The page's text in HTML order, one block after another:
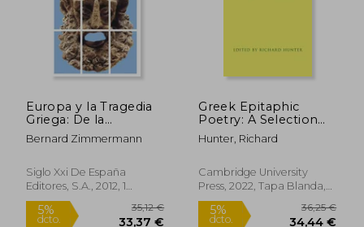
5%
dcto. 38,03 € dcto.
Europa y la Tragedia
Griega: De la
Representación
Ritual al Teatro Actual
Bernard Zimmermann
Siglo Xxi De España
Editores, S.A., 2012, 1
Edición, Tapa Blanda,
Nuevo
Greek Epitaphic
Poetry: A Selection
(Cambridge Greek
and Latin Classics) (en
Hunter, Richard
Cambridge University
Press, 2022, Tapa Blanda,
Nuevo